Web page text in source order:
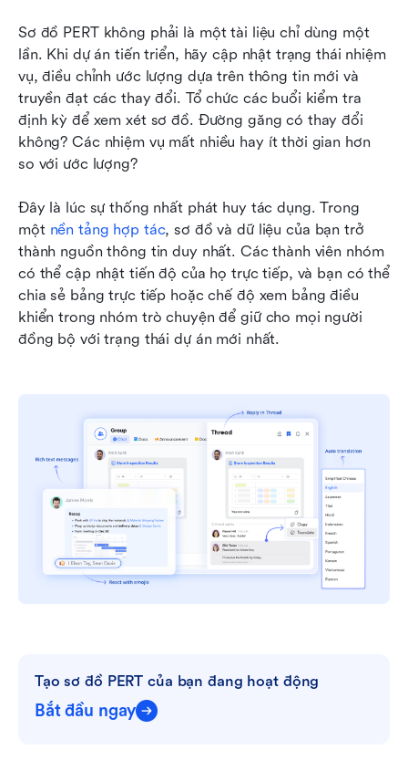
Sơ đồ PERT không phải là một tài liệu chỉ dùng một
lần. Khi dự án tiến triển, hãy cập nhật trạng thái nhiệm
vụ, điều chỉnh ước lượng dựa trên thông tin mới và
truyền đạt các thay đổi. Tổ chức các buổi kiểm tra
định kỳ để xem xét sơ đồ. Đường găng có thay đổi
không? Các nhiệm vụ mất nhiều hay ít thời gian hơn
so với ước lượng?
Đây là lúc sự thống nhất phát huy tác dụng. Trong
một nền tảng hợp tác, sơ đồ và dữ liệu của bạn trở
thành nguồn thông tin duy nhất. Các thành viên nhóm
có thể cập nhật tiến độ của họ trực tiếp, và bạn có thể
chia sẻ bảng trực tiếp hoặc chế độ xem bảng điều
khiển trong nhóm trò chuyện để giữ cho mọi người
đồng bộ với trạng thái dự án mới nhất.
Tạo sơ đồ PERT của bạn đang hoạt động
Bắt đầu ngay